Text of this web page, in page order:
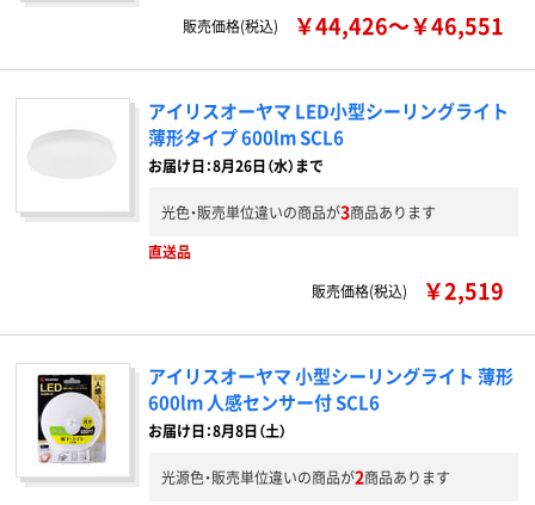
販売価格(税込) ￥44,426～￥46,551
アイリスオーヤマ LED小型シーリングライト
薄形タイプ 600lm SCL6
お届け日：8月26日（水）まで
光色・販売単位違いの商品が3商品あります
直送品
販売価格(税込)
￥2,519
アイリスオーヤマ 小型シーリングライト 薄形
600lm 人感センサー付 SCL6
お届け日：8月8日（土）
光源色・販売単位違いの商品が2商品あります